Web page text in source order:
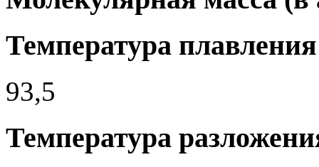
Температура
93,5
Температура